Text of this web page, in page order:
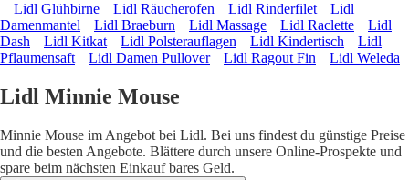
Lidl Glühbirne Lidl Räucherofen Lidl Rinderfilet
Lidl
Damenmantel
Lidl Braeburn Lidl Massage Lidl Raclette
Lidl
Dash
Lidl Kitkat Lidl Polsterauflagen Lidl Kindertisch
Lidl
Pflaumensaft
Lidl Damen Pullover Lidl Ragout Fin Lidl Weleda
Lidl Minnie Mouse
Minnie Mouse im Angebot bei Lidl. Bei uns findest du günstige Preise
und die besten Angebote. Blättere durch unsere Online-Prospekte und
spare beim nächsten Einkauf bares Geld.